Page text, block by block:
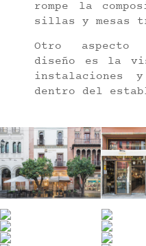
rompe la
sillas y mesas
Otro aspecto
diseño es la
instalaciones
dentro del